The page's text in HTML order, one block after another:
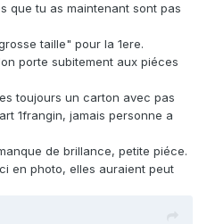
que tu as maintenant sont pas
taille" pour la 1ere.
porte subitement aux piéces
toujours un carton avec pas
1frangin, jamais personne a
de brillance, petite piéce.
en photo, elles auraient peut